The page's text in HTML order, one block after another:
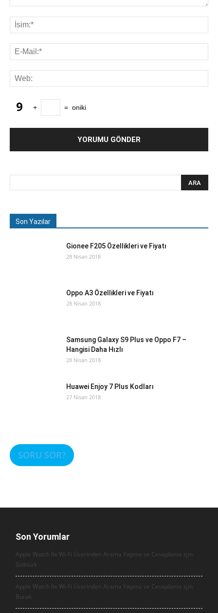
+ = oniki
Son Yazılar
Gionee F205 Özellikleri ve Fiyatı
28 Nisan 2018
Oppo A3 Özellikleri ve Fiyatı
28 Nisan 2018
Samsung Galaxy S9 Plus ve Oppo F7 –
Hangisi Daha Hızlı
28 Nisan 2018
Huawei Enjoy 7 Plus Kodları
27 Nisan 2018
SORU SOR?
Son Yorumlar
Apple Watch İle Wi-Fi Üzerinden Arama Yapma ve Cevaplama için
Göktürk
Apple Watch İle Wi-Fi Üzerinden Arama Yapma ve Cevaplama için
Burak